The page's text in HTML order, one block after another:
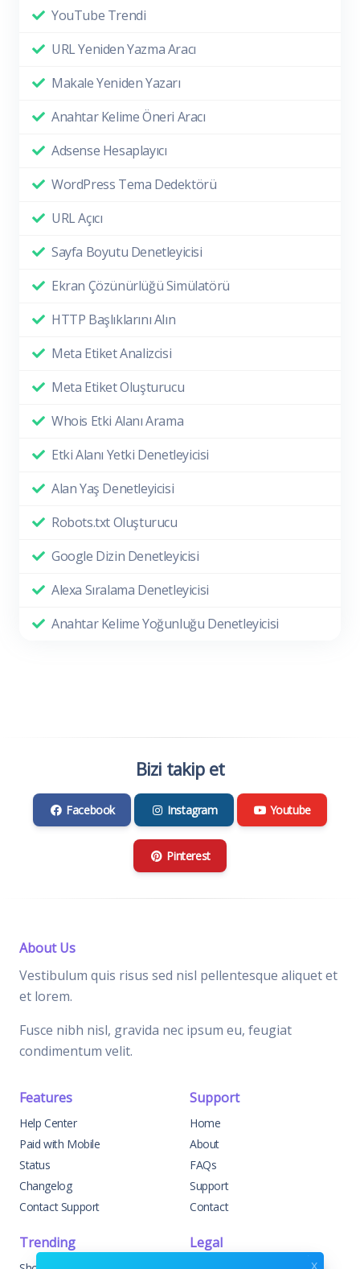
YouTube Trendi
URL Yeniden Yazma Aracı
Makale Yeniden Yazarı
Anahtar Kelime Öneri Aracı
Adsense Hesaplayıcı
WordPress Tema Dedektörü
URL Açıcı
Sayfa Boyutu Denetleyicisi
Ekran Çözünürlüğü Simülatörü
HTTP Başlıklarını Alın
Meta Etiket Analizcisi
Meta Etiket Oluşturucu
Whois Etki Alanı Arama
Etki Alanı Yetki Denetleyicisi
Alan Yaş Denetleyicisi
Robots.txt Oluşturucu
Google Dizin Denetleyicisi
Alexa Sıralama Denetleyicisi
Anahtar Kelime Yoğunluğu Denetleyicisi
Bizi takip et
Facebook Instagram Youtube
Pinterest
About Us
Vestibulum quis risus sed nisl pellentesque aliquet et
et lorem.
Fusce nibh nisl, gravida nec ipsum eu, feugiat
condimentum velit.
Features
Help Center
Paid with Mobile
Status
Changelog
Contact Support
Support
Home
About
FAQs
Support
Contact
Trending Legal
x